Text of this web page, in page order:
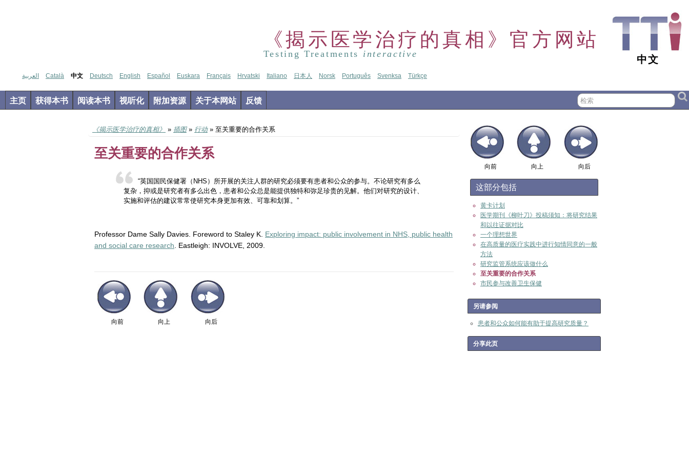
中文
《揭示医学治疗的真相》官方网站
Testing Treatments interactive
العربية Català 中文 Deutsch English Español Euskara Français Hrvatski Italiano 日本人 Norsk Português Svenksa Türkçe
主页 获得本书 阅读本书 视听化 附加资源 关于本网站 反馈
《揭示医学治疗的真相》 » 插图» 行动» 至关重要的合作关系
至关重要的合作关系
“英国国民保健署（NHS）所开展的关注人群的研究必须要有患者和公众的参与。 不论研究有多么
复杂，抑或是研究者有多么出色，患者和公众总是能提供独特和弥足珍贵的见解。他们对研究的设计、
实施和评估的建议常常使研究本身更加有效、可靠和划算。”
Professor Dame Sally Davies. Foreword to Staley K. Exploring impact: public involvement in NHS, public health
and social care research . Eastleigh: INVOLVE, 2009.
向上
向前 向后
向上
向前 向后
这部分包括
黄卡计划
医学期刊《柳叶刀》投稿须知：将研究结果
和以往证据对比
一个理想世界
在高质量的医疗实践中进行知情同意的一般
方法
研究监管系统应该做什么
至关重要的合作关系
市民参与改善卫生保健
另请参阅
患者和公众如何能有助于提高研究质量？
分享此页